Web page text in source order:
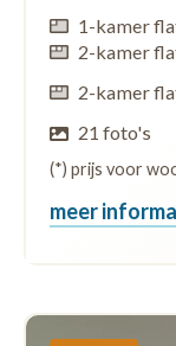
1-kamer
2-kamer
2-kamer
21 foto's
(*) prijs voor
meer